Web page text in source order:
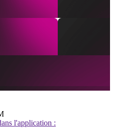
l'application :